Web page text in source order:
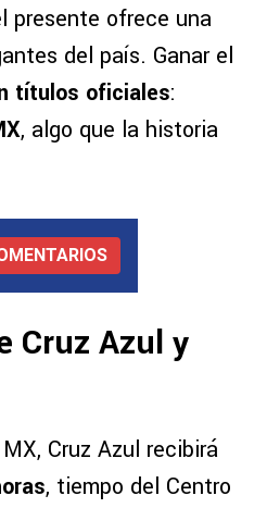
presente ofrece una
del país. Ganar el
títulos oficiales:
, algo que la historia
Cruz Azul y
Cruz Azul recibirá
, tiempo del Centro